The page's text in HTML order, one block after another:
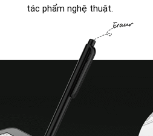
tác phẩm nghệ thuật.